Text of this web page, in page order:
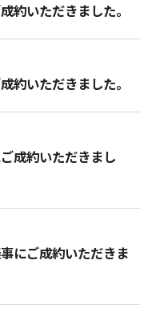
約いただきました。
約いただきました。
成約いただきまし
にご成約いただきま